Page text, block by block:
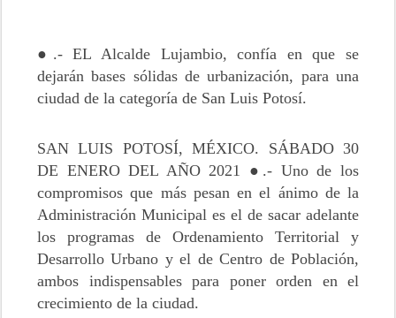
●.- EL Alcalde Lujambio, confía en que se
dejarán bases sólidas de urbanización, para una
ciudad de la categoría de San Luis Potosí.
SAN LUIS POTOSÍ, MÉXICO. SÁBADO 30
DE ENERO DEL AÑO 2021 ●.- Uno de los
compromisos que más pesan en el ánimo de la
Administración Municipal es el de sacar adelante
los programas de Ordenamiento Territorial y
Desarrollo Urbano y el de Centro de Población,
ambos indispensables para poner orden en el
crecimiento de la ciudad.